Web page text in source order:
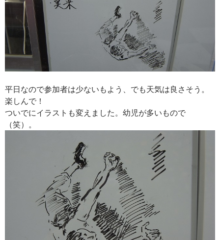
平日なので参加者は少ないもよう、でも天気は良さそう。
楽しんで！
ついでにイラストも変えました。幼児が多いもので
（笑）。